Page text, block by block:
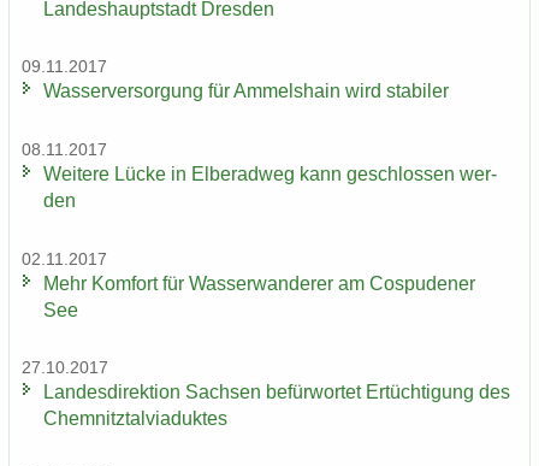
Lan­des­haupt­stadt Dres­den
09.11.2017
Was­ser­ver­sor­gung für Am­mels­hain wird sta­bi­ler
08.11.2017
Wei­te­re Lücke in El­be­rad­weg kann ge­schlos­sen wer­
den
02.11.2017
Mehr Kom­fort für Was­ser­wan­de­rer am Cos­pu­de­ner
See
27.10.2017
Lan­des­di­rek­ti­on Sach­sen be­für­wor­tet Er­tüch­ti­gung des
Chem­nitz­tal­via­duk­tes